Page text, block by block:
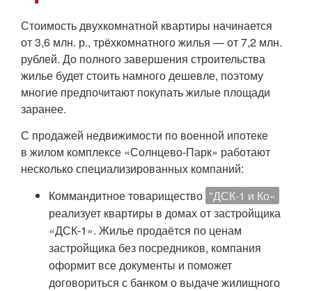
Стоимость двухкомнатной квартиры начинается
от 3,6 млн. р., трёхкомнатного жилья — от 7,2 млн.
рублей. До полного завершения строительства
жилье будет стоить намного дешевле, поэтому
многие предпочитают покупать жилые площади
заранее.
С продажей недвижимости по военной ипотеке
в жилом комплексе «Солнцево-Парк» работают
несколько специализированных компаний:
Коммандитное товарищество "ДСК-1 и Ко«
реализует квартиры в домах от застройщика
«ДСК-1». Жилье продаётся по ценам
застройщика без посредников, компания
оформит все документы и поможет
договориться с банком о выдаче жилищного